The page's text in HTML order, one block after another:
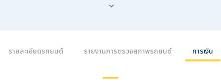
รายละเอียดรถยนต์ รายงานการตรวจสภาพรถยนต์ การเงิน